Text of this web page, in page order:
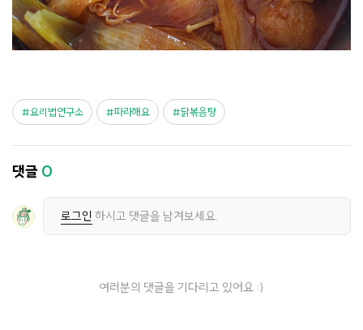
요리법연구소 따라해요 닭볶음탕
댓글 0
로그인 하시고 댓글을 남겨보세요.
여러분의 댓글을 기다리고 있어요 :)